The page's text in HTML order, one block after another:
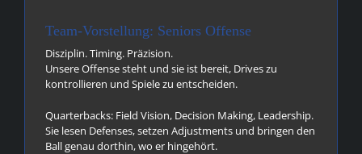
Team-Vorstellung: Seniors Offense
Disziplin. Timing. Präzision.
Unsere Offense steht und sie ist bereit, Drives zu
kontrollieren und Spiele zu entscheiden.
Quarterbacks: Field Vision, Decision Making, Leadership.
Sie lesen Defenses, setzen Adjustments und bringen den
Ball genau dorthin, wo er hingehört.